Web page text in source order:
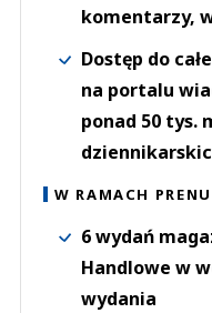
komentarzy,
Dostęp do
na portalu
ponad 50 tys.
W RAMACH
6 wydań
Handlowe w
wydania